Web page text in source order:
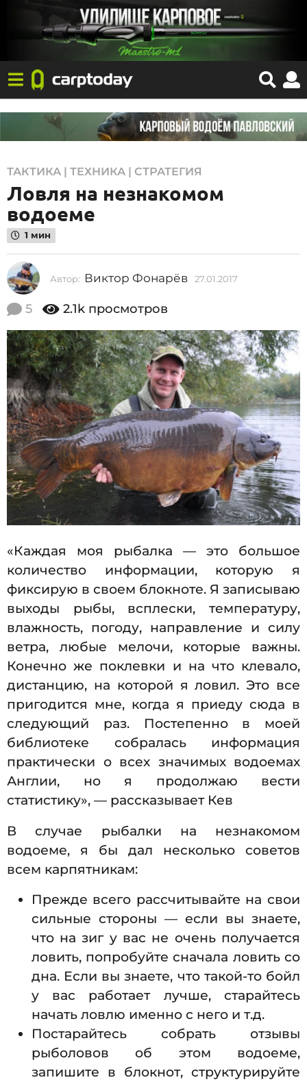
2
7
.
0
1
.
2
0
7
2
7
.
0
1
.
2
0
ТАКТИКА | ТЕХНИКА | СТРАТЕГИЯ
Ловля на незнакомом
водоеме
1 мин
Автор: Виктор Фонарёв 27.01.2017
1
.
2
0
1
7
5 2.1k просмотров
«Каждая моя рыбалка — это большое
количество информации, которую я
фиксирую в своем блокноте. Я записываю
выходы рыбы, всплески, температуру,
влажность, погоду, направление и силу
ветра, любые мелочи, которые важны.
Конечно же поклевки и на что клевало,
дистанцию, на которой я ловил. Это все
пригодится мне, когда я приеду сюда в
следующий раз. Постепенно в моей
библиотеке собралась информация
практически о всех значимых водоемах
Англии, но я продолжаю вести
статистику», — рассказывает Кев
В случае рыбалки на незнакомом
водоеме, я бы дал несколько советов
всем карпятникам:
Прежде всего рассчитывайте на свои
сильные стороны — если вы знаете,
что на зиг у вас не очень получается
ловить, попробуйте сначала ловить со
дна. Если вы знаете, что такой-то бойл
у вас работает лучше, старайтесь
начать ловлю именно с него и т.д.
Постарайтесь собрать отзывы
рыболовов об этом водоеме,
запишите в блокнот, структурируйте